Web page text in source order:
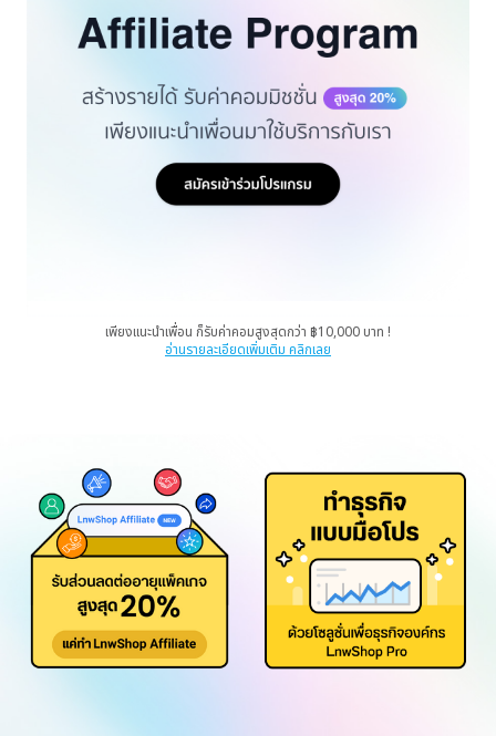
เพียงแนะนำเพื่อน ก็รับค่าคอมสูงสุดกว่า ฿10,000 บาท !
อ่านรายละเอียดเพิ่มเติม คลิกเลย